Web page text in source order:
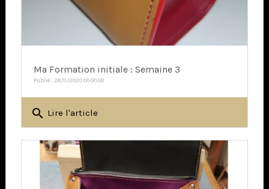
Ma Formation initiale : Semaine 3
Publié : 28/11/2020 00:00:00
search Lire l'article